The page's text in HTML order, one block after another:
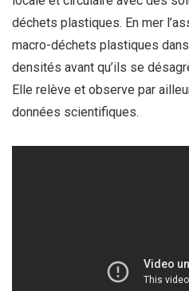
déchets plastiques. En mer
macro-déchets plastiques
densités avant qu’ils se
Elle relève et observe par
données scientifiques.